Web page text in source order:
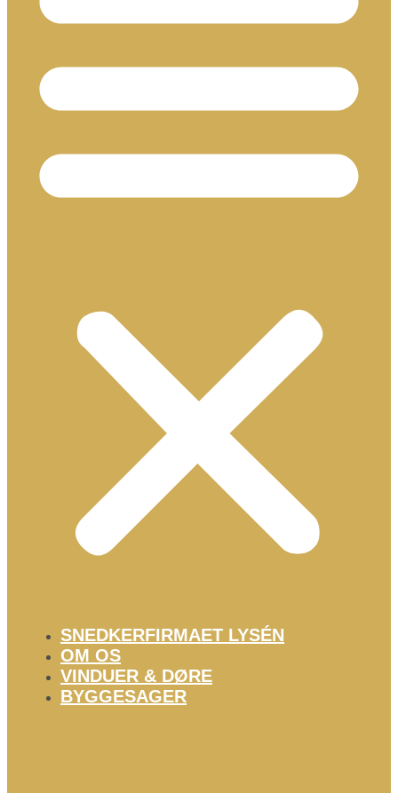
SNEDKERFIRMAET LYSÉN
OM OS
VINDUER & DØRE
BYGGESAGER